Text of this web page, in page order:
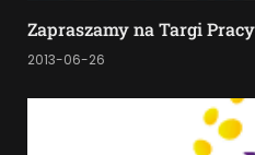
Zapraszamy na Targi
2013-06-26